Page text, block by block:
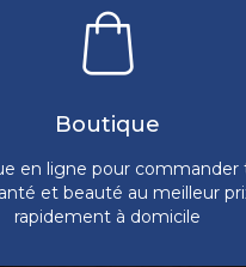
Boutique
en ligne pour commander
et beauté au meilleur
rapidement à domicile